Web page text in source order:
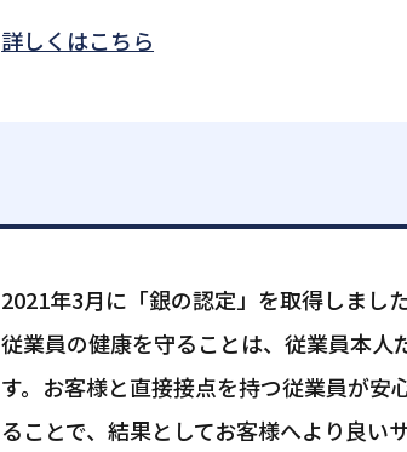
詳しくはこちら
2021年3月に「銀の認定」を取得しました
従業員の健康を守ることは、従業員本人
す。お客様と直接接点を持つ従業員が
ることで、結果としてお客様へより良い